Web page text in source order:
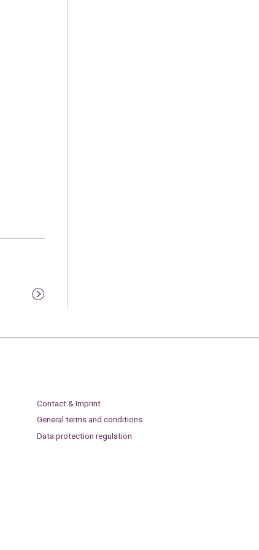
Contact & Imprint
General terms and conditions
Data protection regulation